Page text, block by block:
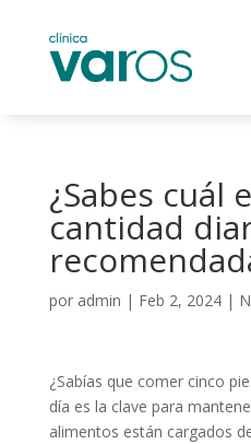
¿Sabes cuál
cantidad
por admin | Feb 2, 2024|
¿Sabías que comer cinco
día es la clave para
alimentos están cargados